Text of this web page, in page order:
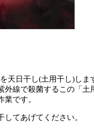
天日干し(土用干し)しま
外線で殺菌するこの「土
です。
してあげてください。